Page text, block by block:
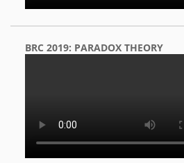
BRC 2019: PARADOX THEORY